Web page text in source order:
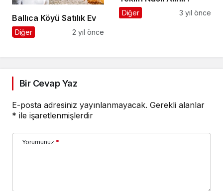
Ballıca Köyü Satılık Ev
Diğer 2 yıl önce
Diğer 3 yıl önce
Bir Cevap Yaz
E-posta adresiniz yayınlanmayacak. Gerekli alanlar
* ile işaretlenmişlerdir
Yorumunuz *